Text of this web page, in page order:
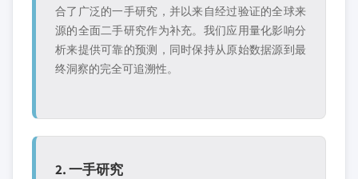
合了广泛的一手研究，并以来自经过验证的全球来
源的全面二手研究作为补充。我们应用量化影响分
析来提供可靠的预测，同时保持从原始数据源到最
终洞察的完全可追溯性。
2. 一手研究